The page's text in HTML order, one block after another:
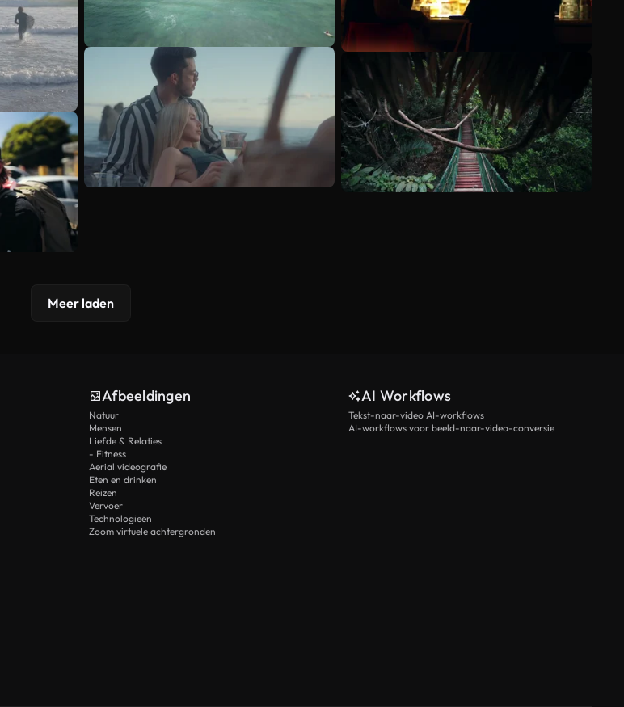
Meer laden
Afbeeldingen
Natuur
Mensen
Liefde & Relaties
- Fitness
Aerial videografie
Eten en drinken
Reizen
Vervoer
Technologieën
Zoom virtuele achtergronden
AI Workflows
Tekst-naar-video AI-workflows
AI-workflows voor beeld-naar-video-conversie